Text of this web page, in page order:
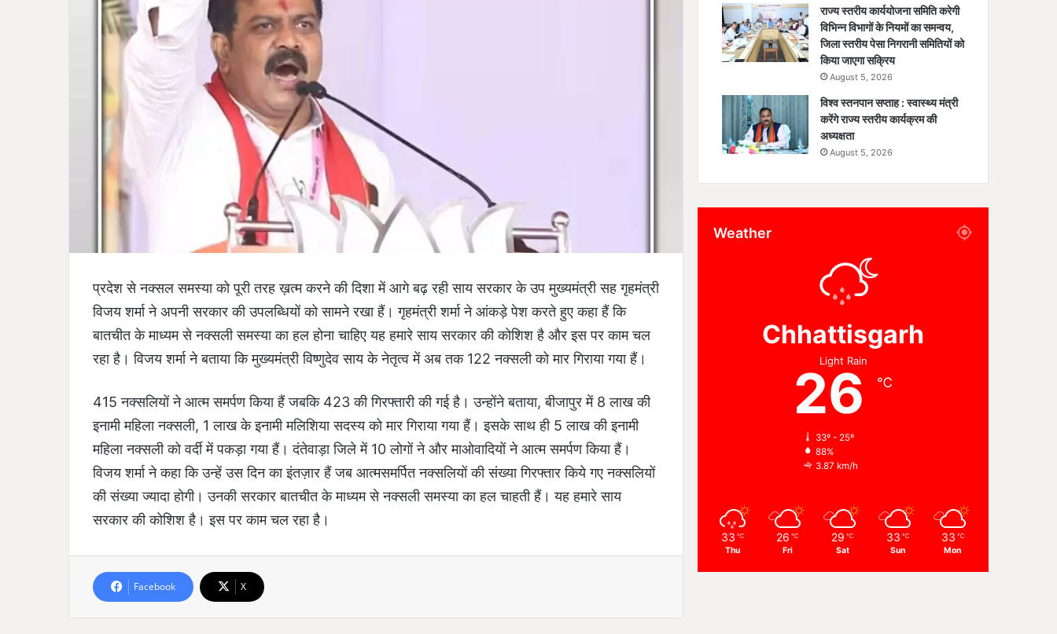
प्रदेश से नक्सल समस्या को पूरी तरह ख़त्म करने की दिशा में आगे बढ़ रही साय सरकार के उप मुख्यमंत्री सह गृहमंत्री
विजय शर्मा ने अपनी सरकार की उपलब्धियों को सामने रखा हैं। गृहमंत्री शर्मा ने आंकड़े पेश करते हुए कहा हैं कि
बातचीत के माध्यम से नक्सली समस्या का हल होना चाहिए यह हमारे साय सरकार की कोशिश है और इस पर काम चल
रहा है। विजय शर्मा ने बताया कि मुख्यमंत्री विष्णुदेव साय के नेतृत्व में अब तक 122 नक्सली को मार गिराया गया हैं।
415 नक्सलियों ने आत्म समर्पण किया हैं जबकि 423 की गिरफ्तारी की गई है। उन्होंने बताया, बीजापुर में 8 लाख की
इनामी महिला नक्सली, 1 लाख के इनामी मलिशिया सदस्य को मार गिराया गया हैं। इसके साथ ही 5 लाख की इनामी
महिला नक्सली को वर्दी में पकड़ा गया हैं। दंतेवाड़ा जिले में 10 लोगों ने और माओवादियों ने आत्म समर्पण किया हैं।
विजय शर्मा ने कहा कि उन्हें उस दिन का इंतज़ार हैं जब आत्मसमर्पित नक्सलियों की संख्या गिरफ्तार किये गए नक्सलियों
की संख्या ज्यादा होगी। उनकी सरकार बातचीत के माध्यम से नक्सली समस्या का हल चाहती हैं। यह हमारे साय
सरकार की कोशिश है। इस पर काम चल रहा है।
Facebook X
राज्य स्तरीय कार्ययोजना समिति करेगी
विभिन्न विभागों के नियमों का समन्वय,
जिला स्तरीय पेसा निगरानी समितियों को
किया जाएगा सक्रिय
August 5, 2026
विश्व स्तनपान सप्ताह : स्वास्थ्य मंत्री
करेंगे राज्य स्तरीय कार्यक्रम की
अध्यक्षता
August 5, 2026
Weather
Chhattisgarh
Light Rain
26 ℃
33º - 25º
88%
3.87 km/h
33 ℃
Thu
26 ℃
Fri
29 ℃
Sat
33 ℃
Sun
33 ℃
Mon